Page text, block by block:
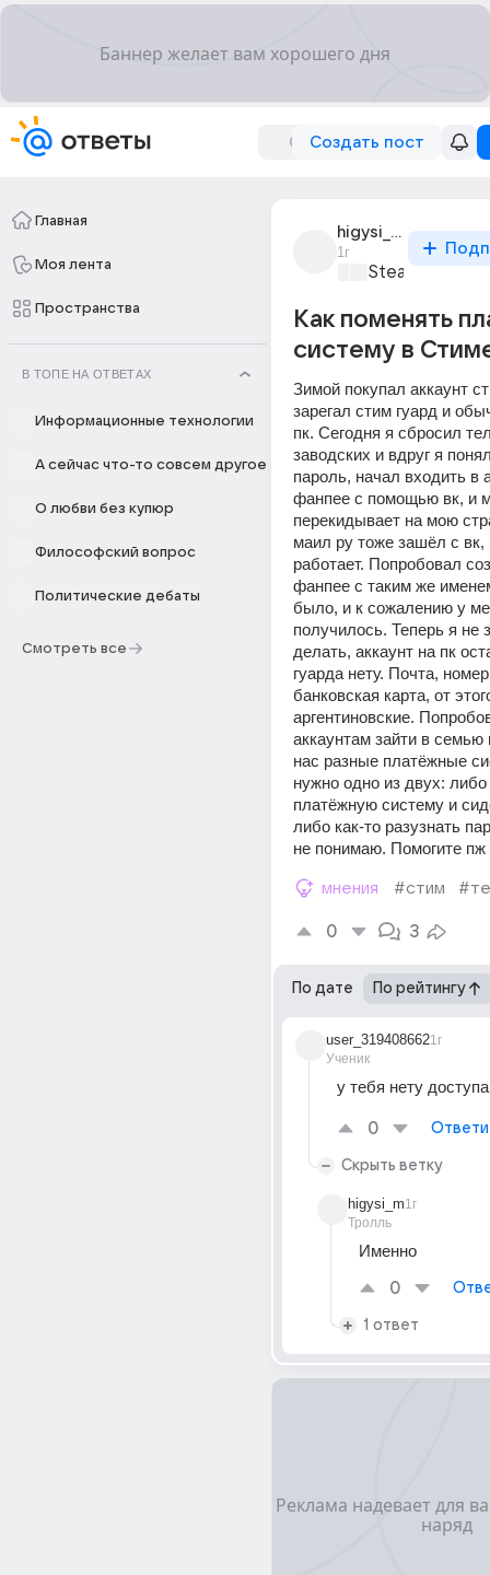
Создать пост
Главная
Моя лента
Пространства
В ТОПЕ НА ОТВЕТАХ
Информационные технологии
А сейчас что-то совсем другое
О любви без купюр
Философский вопрос
Политические дебаты
Смотреть все
higysi_m
1г
Steam
Как поменять
систему в
Зимой покупал аккаунт
зарегал стим гуард и
пк. Сегодня я сбросил
заводских и вдруг я
пароль, начал входить в
фанпее с помощью вк, и
перекидывает на мою
маил ру тоже зашёл с вк,
работает. Попробовал
фанпее с таким же
было, и к сожалению у
получилось. Теперь я не
делать, аккаунт на пк
гуарда нету. Почта,
банковская карта, от
аргентиновские.
аккаунтам зайти в семью
нас разные платёжные
нужно одно из двух:
платёжную систему и
либо как-то разузнать
не понимаю. Помогите пж
мнения #стим
0 3
По дате По рейтингу
user_319408662
Ученик
1г
у тебя нету
0
Скрыть ветку
higysi_m
Тролль
1г
Именно
0
1 ответ